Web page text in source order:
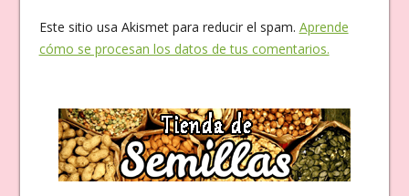
Este sitio usa Akismet para reducir el spam. Aprende
cómo se procesan los datos de tus comentarios.